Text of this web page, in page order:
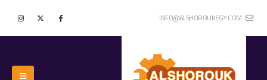
INFO@ALSHOROUKEGY.COM